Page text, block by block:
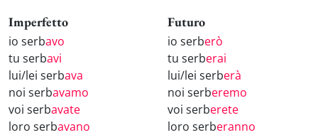
Imperfetto
io serbavo
tu serbavi
lui/lei serbava
noi serbavamo
voi serbavate
loro serbavano
Futuro
io serberò
tu serberai
lui/lei serberà
noi serberemo
voi serberete
loro serberanno